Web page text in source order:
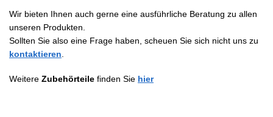
Wir bieten Ihnen auch gerne eine ausführliche Beratung zu allen
unseren Produkten.
Sollten Sie also eine Frage haben, scheuen Sie sich nicht uns zu
kontaktieren
Weitere Zubehörteile finden Sie hier